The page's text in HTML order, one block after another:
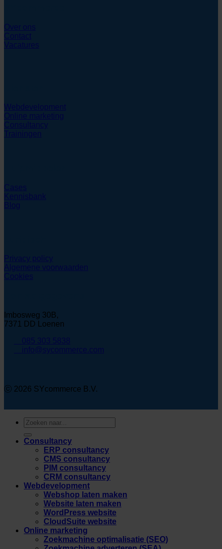
Over ons
Contact
Vacatures
Webdevelopment
Online marketing
Consultancy
Trainingen
Cases
Kennisbank
Blog
Privacy policy
Algemene voorwaarden
Cookies
Imbosweg 30B,
7371 DD Loenen
085 303 5838
info@sycommerce.com
ⓒ 2026 SYcommerce B.V.
Zoeken
naar:
Consultancy
ERP consultancy
CMS consultancy
PIM consultancy
CRM consultancy
Webdevelopment
Webshop laten maken
Website laten maken
WordPress website
CloudSuite website
Online marketing
Zoekmachine optimalisatie (SEO)